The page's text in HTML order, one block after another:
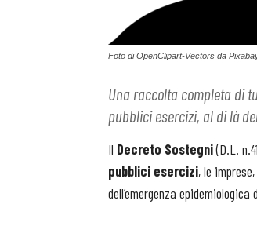
Foto di OpenClipart-Vectors da
Una raccolta completa di
pubblici esercizi, al di là
Il Decreto Sostegni(D.L.
pubblici esercizi, le
dell’emergenza epidemiologica